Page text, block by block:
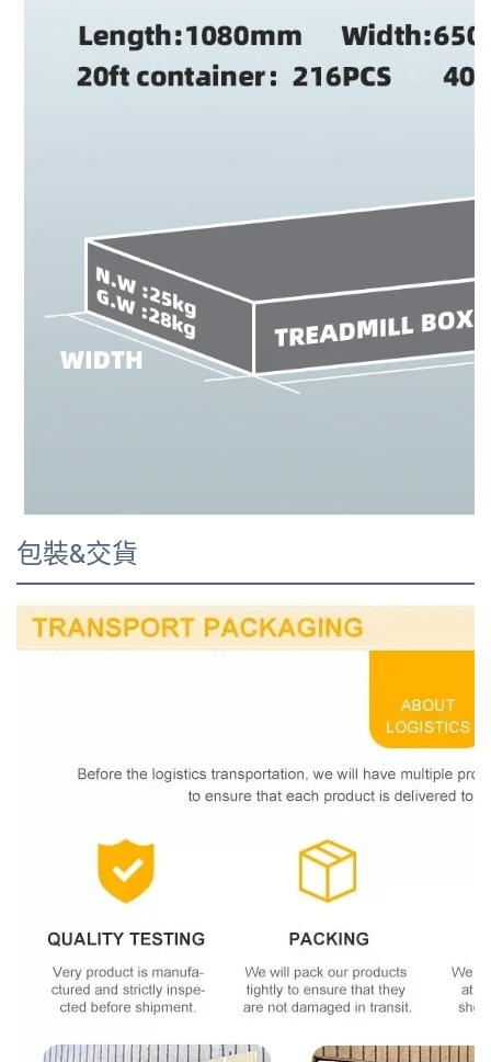
包裝&交貨